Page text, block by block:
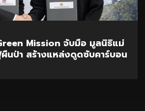
Mission จับมือ มูลนิธิแม่
นป่า สร้างแหล่งดูดซับคาร์บอน